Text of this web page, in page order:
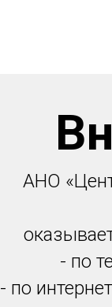
АНО
- по
- по